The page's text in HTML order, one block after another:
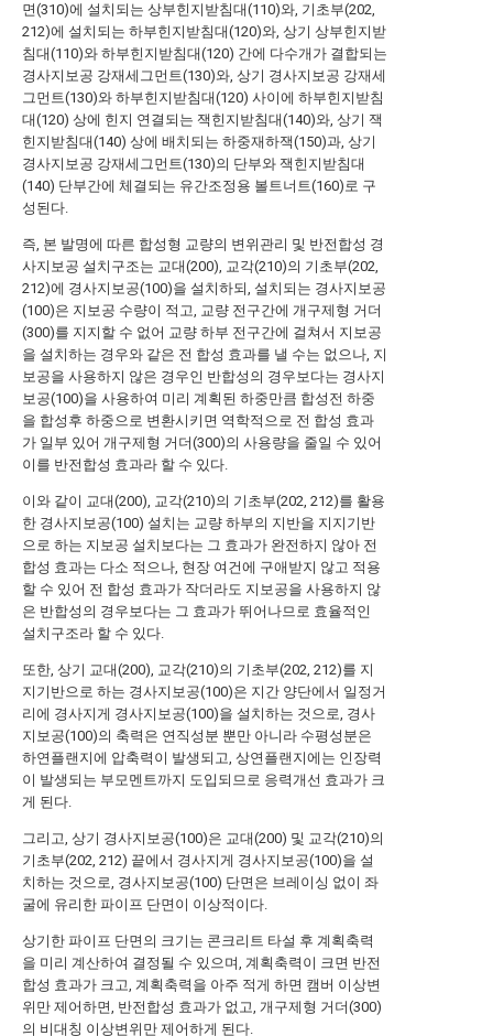
면(310)에 설치되는 상부힌지받침대(110)와, 기초부(202,
212)에 설치되는 하부힌지받침대(120)와, 상기 상부힌지받
침대(110)와 하부힌지받침대(120) 간에 다수개가 결합되는
경사지보공 강재세그먼트(130)와, 상기 경사지보공 강재세
그먼트(130)와 하부힌지받침대(120) 사이에 하부힌지받침
대(120) 상에 힌지 연결되는 잭힌지받침대(140)와, 상기 잭
힌지받침대(140) 상에 배치되는 하중재하잭(150)과, 상기
경사지보공 강재세그먼트(130)의 단부와 잭힌지받침대
(140) 단부간에 체결되는 유간조정용 볼트너트(160)로 구
성된다.
즉, 본 발명에 따른 합성형 교량의 변위관리 및 반전합성 경
사지보공 설치구조는 교대(200), 교각(210)의 기초부(202,
212)에 경사지보공(100)을 설치하되, 설치되는 경사지보공
(100)은 지보공 수량이 적고, 교량 전구간에 개구제형 거더
(300)를 지지할 수 없어 교량 하부 전구간에 걸쳐서 지보공
을 설치하는 경우와 같은 전 합성 효과를 낼 수는 없으나, 지
보공을 사용하지 않은 경우인 반합성의 경우보다는 경사지
보공(100)을 사용하여 미리 계획된 하중만큼 합성전 하중
을 합성후 하중으로 변환시키면 역학적으로 전 합성 효과
가 일부 있어 개구제형 거더(300)의 사용량을 줄일 수 있어
이를 반전합성 효과라 할 수 있다.
이와 같이 교대(200), 교각(210)의 기초부(202, 212)를 활용
한 경사지보공(100) 설치는 교량 하부의 지반을 지지기반
으로 하는 지보공 설치보다는 그 효과가 완전하지 않아 전
합성 효과는 다소 적으나, 현장 여건에 구애받지 않고 적용
할 수 있어 전 합성 효과가 작더라도 지보공을 사용하지 않
은 반합성의 경우보다는 그 효과가 뛰어나므로 효율적인
설치구조라 할 수 있다.
또한, 상기 교대(200), 교각(210)의 기초부(202, 212)를 지
지기반으로 하는 경사지보공(100)은 지간 양단에서 일정거
리에 경사지게 경사지보공(100)을 설치하는 것으로, 경사
지보공(100)의 축력은 연직성분 뿐만 아니라 수평성분은
하연플랜지에 압축력이 발생되고, 상연플랜지에는 인장력
이 발생되는 부모멘트까지 도입되므로 응력개선 효과가 크
게 된다.
그리고, 상기 경사지보공(100)은 교대(200) 및 교각(210)의
기초부(202, 212) 끝에서 경사지게 경사지보공(100)을 설
치하는 것으로, 경사지보공(100) 단면은 브레이싱 없이 좌
굴에 유리한 파이프 단면이 이상적이다.
상기한 파이프 단면의 크기는 콘크리트 타설 후 계획축력
을 미리 계산하여 결정될 수 있으며, 계획축력이 크면 반전
합성 효과가 크고, 계획축력을 아주 적게 하면 캠버 이상변
위만 제어하면, 반전합성 효과가 없고, 개구제형 거더(300)
의 비대칭 이상변위만 제어하게 된다.